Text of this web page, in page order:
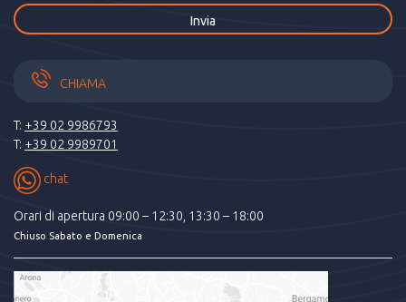
CHIAMA
T: +39 02 9986793
T: +39 02 9989701
chat
Orari di apertura 09:00 – 12:30, 13:30 – 18:00
Chiuso Sabato e Domenica